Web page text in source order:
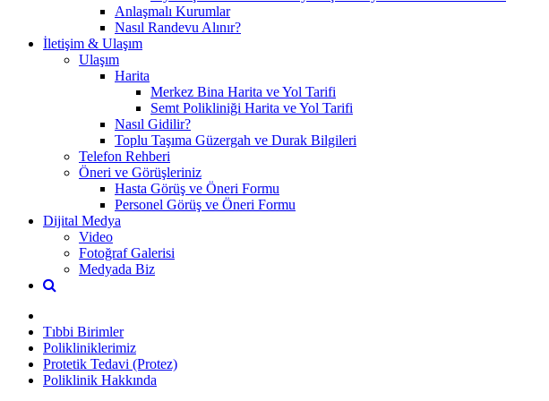
Anlaşmalı Kurumlar
Nasıl Randevu Alınır?
İletişim & Ulaşım
Ulaşım
Harita
Merkez Bina Harita ve Yol Tarifi
Semt Polikliniği Harita ve Yol Tarifi
Nasıl Gidilir?
Toplu Taşıma Güzergah ve Durak Bilgileri
Telefon Rehberi
Öneri ve Görüşleriniz
Hasta Görüş ve Öneri Formu
Personel Görüş ve Öneri Formu
Dijital Medya
Video
Fotoğraf Galerisi
Medyada Biz
Tıbbi Birimler
Polikliniklerimiz
Protetik Tedavi (Protez)
Poliklinik Hakkında